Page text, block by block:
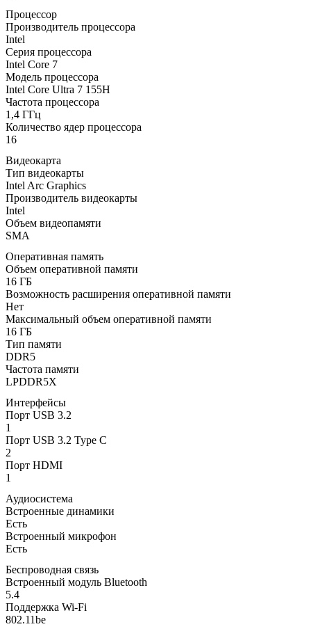
Процессор
Производитель процессора
Intel
Серия процессора
Intel Core 7
Модель процессора
Intel Core Ultra 7 155H
Частота процессора
1,4 ГГц
Количество ядер процессора
16
Видеокарта
Тип видеокарты
Intel Arc Graphics
Производитель видеокарты
Intel
Объем видеопамяти
SMA
Оперативная память
Объем оперативной памяти
16 ГБ
Возможность расширения оперативной памяти
Нет
Максимальный объем оперативной памяти
16 ГБ
Тип памяти
DDR5
Частота памяти
LPDDR5X
Интерфейсы
Порт USB 3.2
1
Порт USB 3.2 Type C
2
Порт HDMI
1
Аудиосистема
Встроенные динамики
Есть
Встроенный микрофон
Есть
Беспроводная связь
Встроенный модуль Bluetooth
5.4
Поддержка Wi-Fi
802.11be